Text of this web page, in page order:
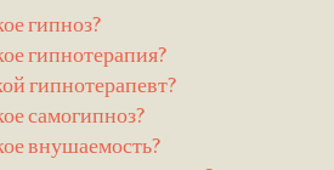
гипноз?
гипнотерапия?
гипнотерапевт?
самогипноз?
внушаемость?